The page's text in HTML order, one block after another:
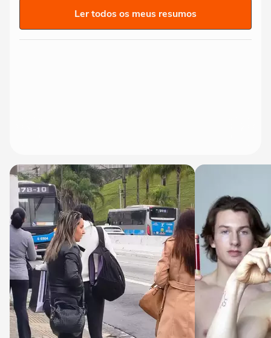
Ler todos os meus resumos